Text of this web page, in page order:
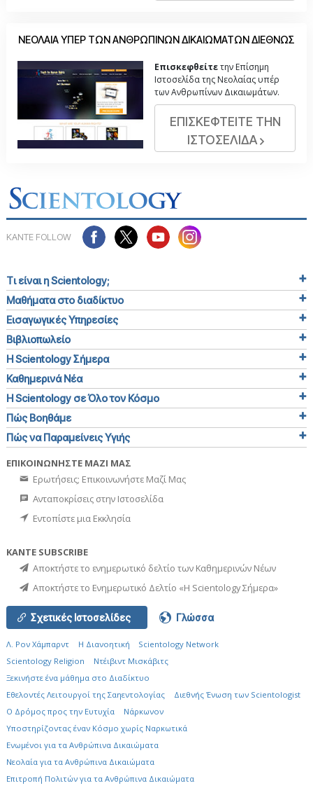
ΝΕΟΛΑΙΑ ΥΠΕΡ ΤΩΝ ΑΝΘΡΩΠΙΝΩΝ ΔΙΚΑΙΩΜΑΤΩΝ ΔΙΕΘΝΩΣ
Επισκεφθείτετην Επίσημη
Ιστοσελίδα της Νεολαίας υπέρ
των Ανθρωπίνων Δικαιωμάτων.
ΕΠΙΣΚΕΦΤΕΙΤΕ ΤΗΝ
ΙΣΤΟΣΕΛΙΔΑ
ΚΑΝΤΕ FOLLOW
Τι είναι η Scientology;
Μαθήματα στο διαδίκτυο
Εισαγωγικές Υπηρεσίες
Βιβλιοπωλείο
Η Scientology Σήμερα
Καθημερινά Νέα
Η Scientology σε Όλο τον Κόσμο
Πώς Βοηθάμε
Πώς να Παραμείνεις Υγιής
ΕΠΙΚΟΙΝΩΝΗΣΤΕ ΜΑΖΙ ΜΑΣ
Ερωτήσεις; Επικοινωνήστε Μαζί Μας
Ανταποκρίσεις στην Ιστοσελίδα
Εντοπίστε μια Εκκλησία
ΚΑΝΤΕ SUBSCRIBE
Αποκτήστε το ενημερωτικό δελτίο των Καθημερινών Νέων
Αποκτήστε το Ενημερωτικό Δελτίο «Η Scientology Σήμερα»
Σχετικές Ιστοσελίδες Γλώσσα
Λ. Ρον Χάμπαρντ Η Διανοητική
Scientology Network
Scientology Religion
Ντέιβιντ Μισκάβιτς
Ξεκινήστε ένα μάθημα στο Διαδίκτυο
Εθελοντές Λειτουργοί της Σαηεντολογίας
Διεθνής Ένωση των Scientologist
Ο Δρόμος προς την Ευτυχία
Νάρκωνον
Υποστηρίζοντας έναν Κόσμο χωρίς Ναρκωτικά
Ενωµένοι για τα Ανθρώπινα Δικαιώµατα
Νεολαία για τα Ανθρώπινα Δικαιώματα
Επιτροπή Πολιτών για τα Ανθρώπινα Δικαιώματα